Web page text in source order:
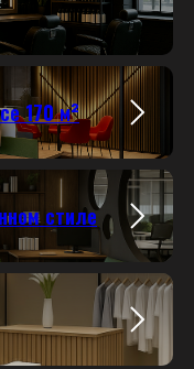
170 м²
стиле